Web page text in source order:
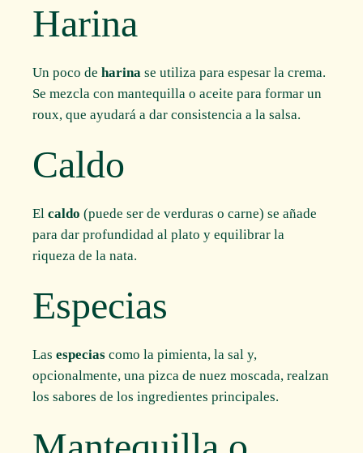
Harina
Un poco deharina se utiliza para espesar la crema.
Se mezcla con mantequilla o aceite para formar un
roux, que ayudará a dar consistencia a la salsa.
Caldo
Elcaldo (puede ser de verduras o carne) se añade
para dar profundidad al plato y equilibrar la
riqueza de la nata.
Especias
Lasespecias como la pimienta, la sal y,
opcionalmente, una pizca de nuez moscada, realzan
los sabores de los ingredientes principales.